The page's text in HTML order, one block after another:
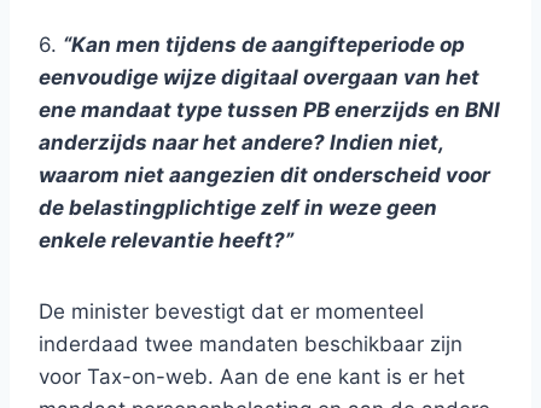
6. “Kan men tijdens de aangifteperiode op
eenvoudige wijze digitaal overgaan van het
ene mandaat type tussen PB enerzijds en BNI
anderzijds naar het andere? Indien niet,
waarom niet aangezien dit onderscheid voor
de belastingplichtige zelf in weze geen
enkele relevantie heeft?”
De minister bevestigt dat er momenteel
inderdaad twee mandaten beschikbaar zijn
voor Tax-on-web. Aan de ene kant is er het